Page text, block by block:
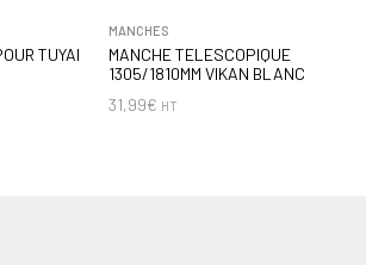
TUYAI
MANCHES
MANCHE TELESCOPIQUE
1305/1810MM VIKAN BLANC
31,99€ HT